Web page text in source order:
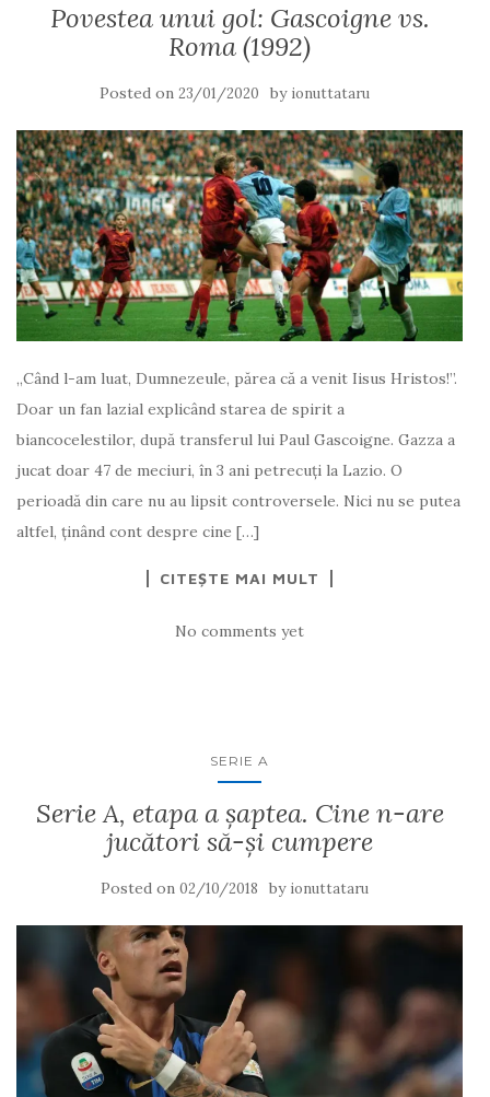
Povestea unui gol: Gascoigne vs.
Roma (1992)
Posted on 23/01/2020 by ionuttataru
„Când l-am luat, Dumnezeule, părea că a venit Iisus Hristos!”.
Doar un fan lazial explicând starea de spirit a
biancocelestilor, după transferul lui Paul Gascoigne. Gazza a
jucat doar 47 de meciuri, în 3 ani petrecuți la Lazio. O
perioadă din care nu au lipsit controversele. Nici nu se putea
altfel, ținând cont despre cine […]
CITEȘTE MAI MULT
No comments yet
SERIE A
Serie A, etapa a şaptea. Cine n-are
jucători să-şi cumpere
Posted on 02/10/2018 by ionuttataru